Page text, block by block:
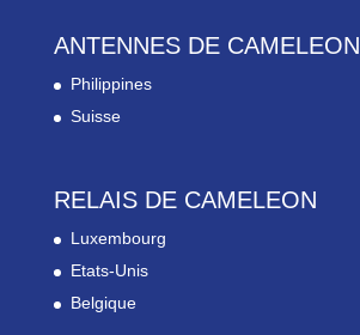
ANTENNES DE CAMELEON
Philippines
Suisse
RELAIS DE CAMELEON
Luxembourg
Etats-Unis
Belgique